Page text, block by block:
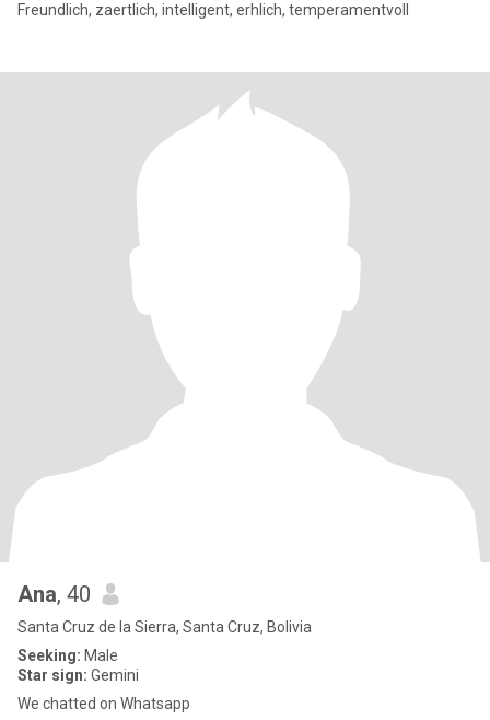
Freundlich, zaertlich, intelligent, erhlich, temperamentvoll
Ana, 40
Santa Cruz de la Sierra, Santa Cruz, Bolivia
Seeking: Male
Star sign: Gemini
We chatted on Whatsapp